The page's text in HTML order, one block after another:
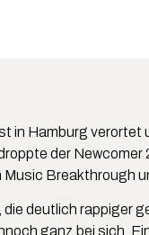
in Hamburg verortet
der
Breakthrough
die deutlich
ganz bei sich.